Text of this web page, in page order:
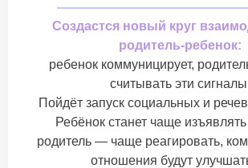
Создастся новый круг
родитель-ребенок:
ребенок коммуницирует,
считывать эти
Пойдёт запуск социальных и
Ребёнок станет чаще
родитель — чаще реагировать,
отношения будут